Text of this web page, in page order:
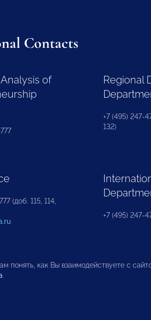
Contacts
of
Regional
+7 (495) 247-
132)
(доб. 115, 114,
+7 (495) 247-
понять, как Вы взаимодействуете с
.